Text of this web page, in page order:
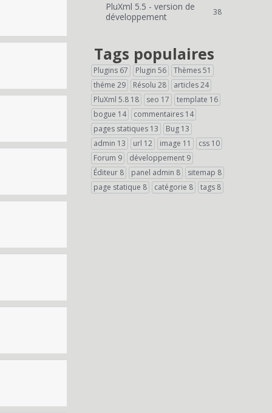
38
PluXml 5.5 - version de
développement
Tags populaires
Plugins 67 Plugin 56 Thèmes51
théme 29 Résolu 28 articles24
PluXml 5.8 18 seo 17 template 16
bogue 14 commentaires 14
pages statiques 13 Bug 13
admin 13 url 12 image 11 css 10
Forum 9 développement 9
Éditeur 8 panel admin 8 sitemap 8
page statique 8 catégorie 8 tags 8